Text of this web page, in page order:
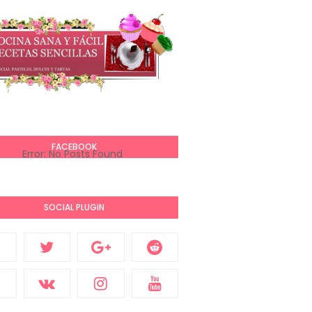
FACEBOOK
Error: No Posts Found
SOCIAL PLUGIN